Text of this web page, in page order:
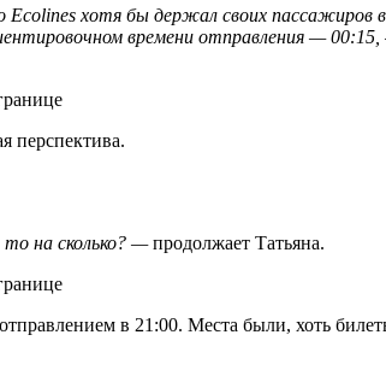
хотя бы держал своих пассажиров в
времени отправления —
перспектива.
на сколько? —продолжает Татьяна.
в 21:00. Места были, хоть